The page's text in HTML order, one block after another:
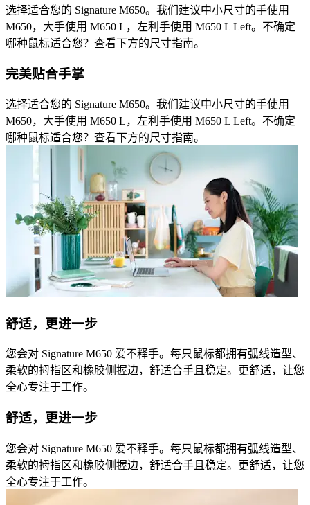
选择适合您的 Signature M650。我们建议中小尺寸的手使用
M650，大手使用 M650 L，左利手使用 M650 L Left。不确定
哪种鼠标适合您？查看下方的尺寸指南。
完美贴合手掌
选择适合您的 Signature M650。我们建议中小尺寸的手使用
M650，大手使用 M650 L，左利手使用 M650 L Left。不确定
哪种鼠标适合您？查看下方的尺寸指南。
舒适，更进一步
您会对 Signature M650 爱不释手。每只鼠标都拥有弧线造型、
柔软的拇指区和橡胶侧握边，舒适合手且稳定。更舒适，让您
全心专注于工作。
舒适，更进一步
您会对 Signature M650 爱不释手。每只鼠标都拥有弧线造型、
柔软的拇指区和橡胶侧握边，舒适合手且稳定。更舒适，让您
全心专注于工作。